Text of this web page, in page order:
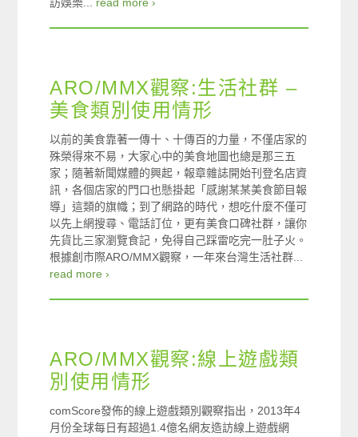
ARO/MMX觀察:生活社群 –
美食類別使用情形
以前的美食靠著一傳十、十傳百的力量，不僅店家的
殊榮得來不易，大家心中的美食地圖也總是那三五
家；隨著新聞媒體的興起，報章雜誌開始刊登名店資
訊，各個店家的門口也懸掛起「感謝某某美食節目報
導」這類的旗幟；到了網路的時代，想吃什麼不僅可
以先上網搜尋、電話訂位，更有美食口碑社群，讓你
先貨比三家瀏覽食記，免得自己踩雷吃完一肚子火。
根據創市際ARO/MMX觀察，一年來台灣生活社群...
read more ›
ARO/MMX觀察:線上遊戲類
別使用情形
comScore發佈的線上遊戲類別觀察指出，2013年4
月份全球每日有超過1.4億名網友造訪線上遊戲網